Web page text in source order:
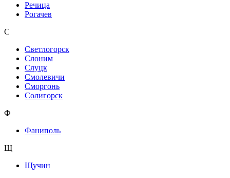
Речица
Рогачев
С
Светлогорск
Слоним
Слуцк
Смолевичи
Сморгонь
Солигорск
Ф
Фаниполь
Щ
Щучин